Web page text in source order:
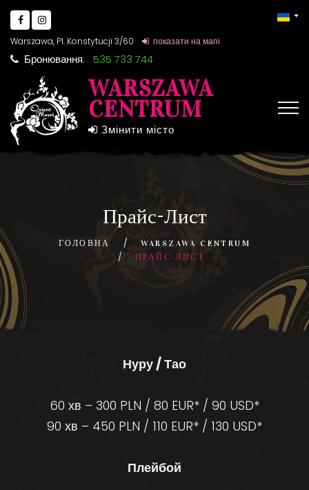
Warszawa, Pl. Konstytucji 3/60 показати на мапі
Бронювання: 535 733 744
WARSZAWA
CENTRUM
Змінити місто
Прайс-Лист
ГОЛОВНА
WARSZAWA CENTRUM
ПРАЙС-ЛИСТ
Нуру / Тао
60 хв – 300 PLN / 80 EUR* / 90 USD*
90 хв – 450 PLN / 110 EUR* / 130 USD*
Плейбой